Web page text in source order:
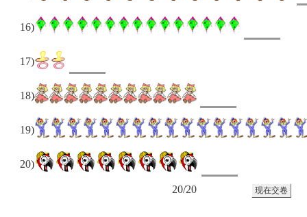
16)
17)
18)
19)
20)
20/20